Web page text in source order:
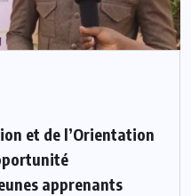
et de l’Orientation
apprenants